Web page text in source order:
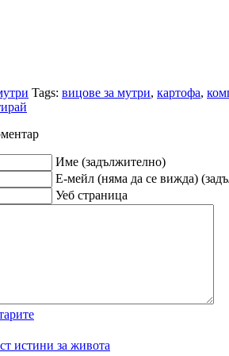
Tags: вицове за мутри, картофа,
Име (задължително)
Е-мейл (няма да се вижда)
Уеб страница
истини за живота